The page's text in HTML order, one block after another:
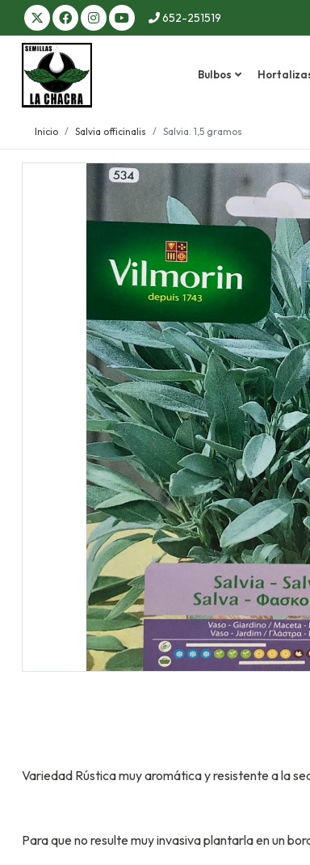
652-251519
Bulbos
Inicio Salvia officinalis Salvia. 1,5 gramos
Variedad Rústica muy aromática y resistente a la
Para que no resulte muy invasiva plantarla en un